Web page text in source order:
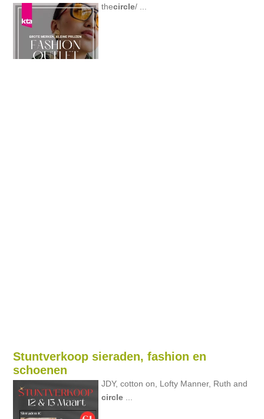
thecircle/ ...
Stuntverkoop sieraden, fashion en
schoenen
JDY, cotton on, Lofty Manner, Ruth and
circle